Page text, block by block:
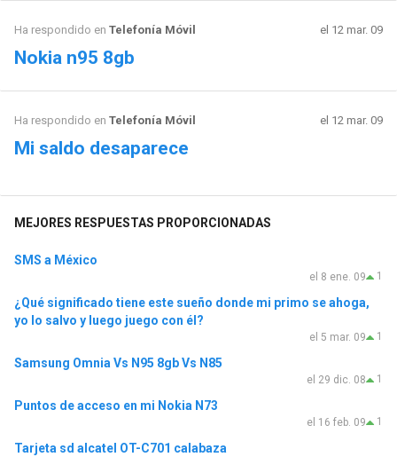
Ha respondido en Telefonía Móvil el 12 mar. 09
Nokia n95 8gb
Ha respondido en Telefonía Móvil el 12 mar. 09
Mi saldo desaparece
MEJORES RESPUESTAS PROPORCIONADAS
SMS a México
1
el 8 ene. 09
¿Qué significado tiene este sueño donde mi primo se ahoga,
yo lo salvo y luego juego con él?
1
el 5 mar. 09
Samsung Omnia Vs N95 8gb Vs N85
1
el 29 dic. 08
Puntos de acceso en mi Nokia N73
1
el 16 feb. 09
Tarjeta sd alcatel OT-C701 calabaza